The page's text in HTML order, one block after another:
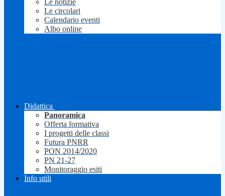
Le notizie
Le circolari
Calendario eventi
Albo online
Didattica
Panoramica
Offerta formativa
I progetti delle classi
Futura PNRR
PON 2014/2020
PN 21-27
Monitoraggio esiti
Info utili